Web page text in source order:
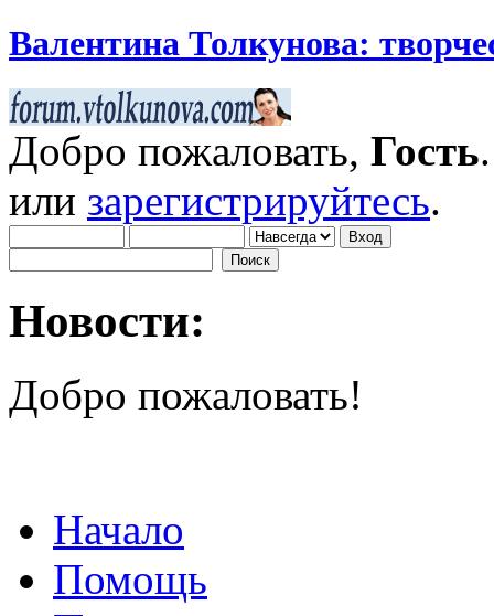
Валентина Толкунова:
Добро пожаловать, Гость
или зарегистрируйтесь.
Новости:
Добро пожаловать!
Начало
Помощь